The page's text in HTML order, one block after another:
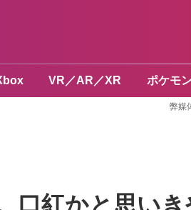
VR／AR／XR ポケモ
弊媒
紅かと思い